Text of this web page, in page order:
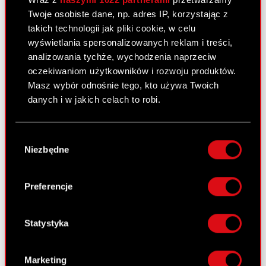
Twoje osobiste dane, np. adres IP, korzystając z
takich technologii jak pliki cookie, w celu
wyświetlania spersonalizowanych reklam i treści,
analizowania tychże, wychodzenia naprzeciw
oczekiwaniom użytkowników i rozwoju produktów.
Masz wybór odnośnie tego, kto używa Twoich
danych i w jakich celach to robi.
Gromadzić dane dotyczące Twojej
lokalizacji geograficznej z dokładnością nawet
Identyfikować Twoje urządzenie, aktywnie
analizując charakteryzującego je zbiory
palca)
osobiste dane są przetwarzane oraz ustaw własne
zgody
Niezbędne
Preferencje
Statystyka
Marketing
Zobacz również:
kwartał 2026 roku
Pieśni przeszłości trzecim
27